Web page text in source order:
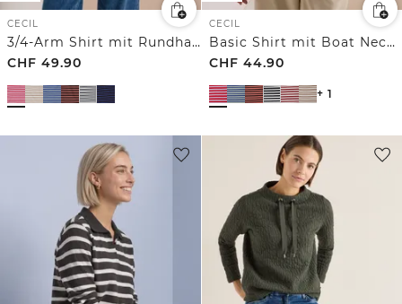
CECIL
3/4-Arm Shirt mit Rundhals und Streifen
CHF 49.90
CECIL
Basic Shirt mit Boat Neck und Streifen
CHF 44.90
+ 1